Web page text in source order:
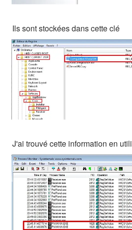
Ils sont stockées dans cette clé
J'ai trouvé cette information en